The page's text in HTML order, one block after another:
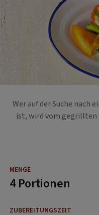
Wer auf der Suche nach
ist, wird vom gegrillten
4 Portionen